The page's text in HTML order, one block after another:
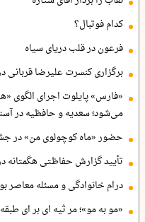
کدام فوتبال؟
فرعون در قلب دریای سیاه
برگزاری کنسرت علیرضا قربانی
«فارس» پایلوت اجرای الگوی
می‌شود؛ سعدیه و حافظیه در
حضور «ماه کوچولوی من» در
تأیید گزارش حفاظتی هگمتانه
درام خانوادگی و مسئله معاصر
«مو به مو»؛ مر ثیه ای بر ای